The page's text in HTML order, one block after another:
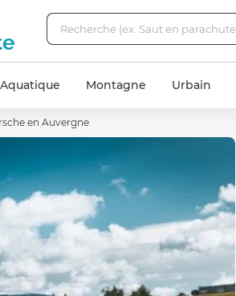
Aquatique Montagne Urbain
en Auvergne